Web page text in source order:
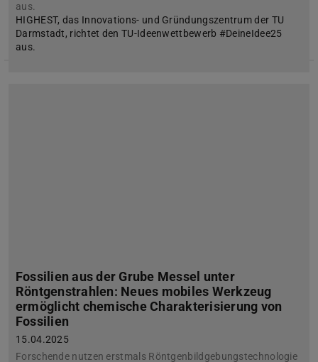
aus.
HIGHEST, das Innovations- und Gründungszentrum der TU
Darmstadt, richtet den TU-Ideenwettbewerb #DeineIdee25
aus.
Fossilien aus der Grube Messel unter
Röntgenstrahlen: Neues mobiles Werkzeug
ermöglicht chemische Charakterisierung von
Fossilien
15.04.2025
Forschende nutzen erstmals Röntgenbildgebungstechnologie